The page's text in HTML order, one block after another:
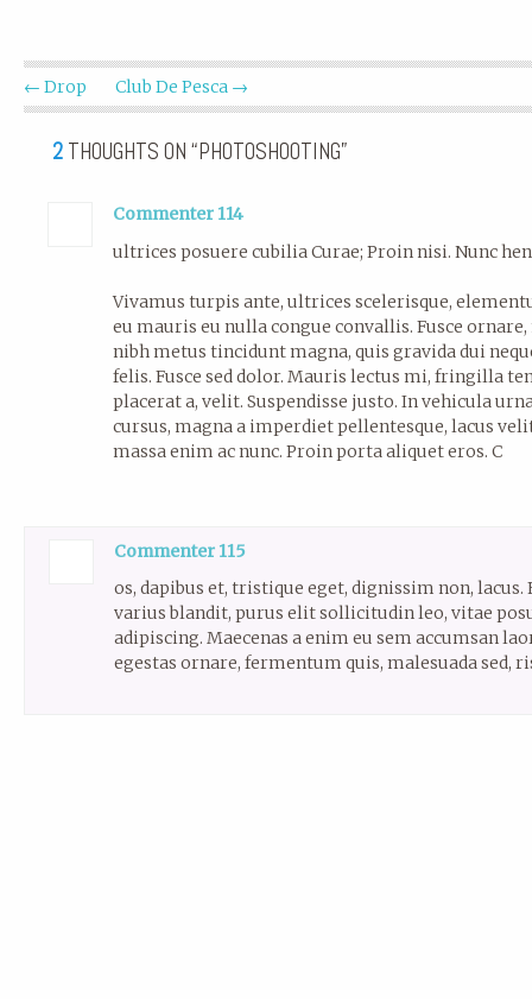
← Drop Club De Pesca →
2 THOUGHTS ON “PHOTOSHOOTING”
Commenter 114
ultrices posuere cubilia Curae; Proin nisi. Nunc
Vivamus turpis ante, ultrices scelerisque,
eu mauris eu nulla congue convallis. Fusce
nibh metus tincidunt magna, quis gravida dui
felis. Fusce sed dolor. Mauris lectus mi, fringilla
placerat a, velit. Suspendisse justo. In vehicula
cursus, magna a imperdiet pellentesque, lacus
massa enim ac nunc. Proin porta aliquet eros. C
Commenter 115
os, dapibus et, tristique eget, dignissim non,
varius blandit, purus elit sollicitudin leo, vitae
adipiscing. Maecenas a enim eu sem accumsan
egestas ornare, fermentum quis, malesuada sed,